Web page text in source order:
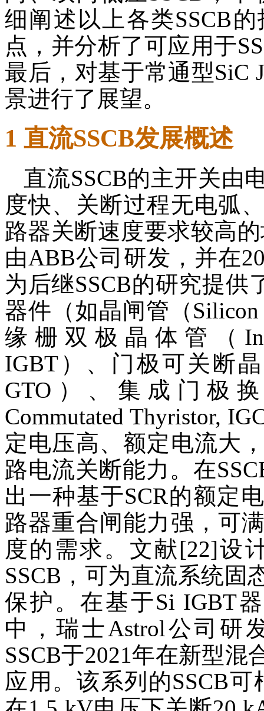
细阐述以上各类SSCB
点，并分析了可应用于
最后，对基于常通型SiC
景进行了展望。
1 直流SSCB发展概述
直流SSCB的主开关由
度快、关断过程无电弧
路器关断速度要求较高
由ABB公司研发，并在
为后继SSCB的研究提供
器件（如晶闸管（Silicon
缘栅双极晶体管（
IGBT）、门极可关断晶
GTO）、集成门极换
Commutated Thyristor,
定电压高、额定电流大
路电流关断能力。在
出一种基于SCR的额定
路器重合闸能力强，可
度的需求。文献[22]设
SSCB，可为直流系统固
保护。在基于Si IGBT
中，瑞士Astrol公司研
SSCB于2021年在新型
应用。该系列的SSCB